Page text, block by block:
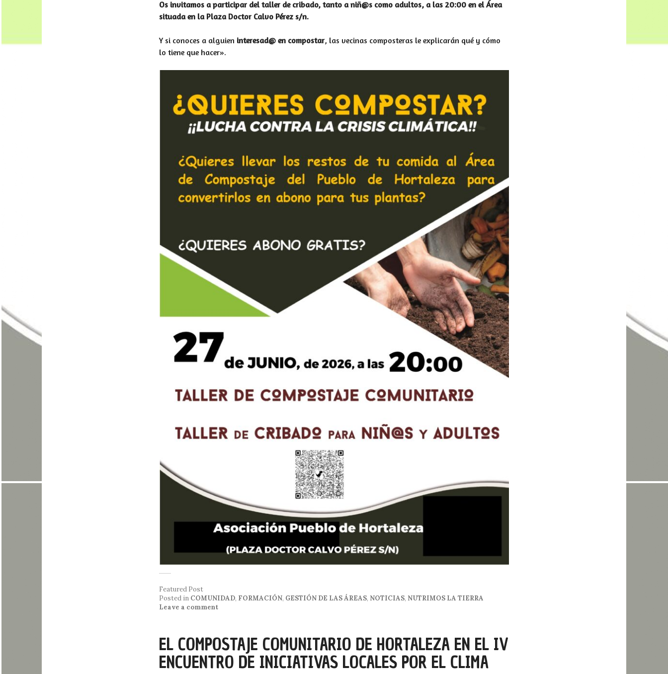
Os invitamos a participar del taller de cribado, tanto a niñ@s como adultos, a las 20:00 en el Área
situada en la Plaza Doctor Calvo Pérez s/n.
Y si conoces a alguien interesad@ en compostar, las vecinas composteras le explicarán qué y cómo
lo tiene que hacer».
Featured Post
Posted in COMUNIDAD, FORMACIÓN, GESTIÓN DE LAS ÁREAS, NOTICIAS, NUTRIMOS LA TIERRA
Leave a comment
EL COMPOSTAJE COMUNITARIO DE HORTALEZA EN EL IV
ENCUENTRO DE INICIATIVAS LOCALES POR EL CLIMA